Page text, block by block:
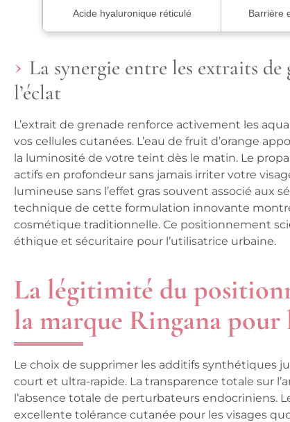
Acide hyaluronique réticulé Barrière
La synergie entre les extraits de
l’éclat
L’extrait de grenade renforce activement les
vos cellules cutanées. L’eau de fruit d’orange
la luminosité de votre teint dès le matin. Le
actifs en profondeur sans jamais irriter votre
lumineuse sans l’effet gras souvent associé aux
technique de cette formulation innovante
cosmétique traditionnelle. Ce positionnement
éthique et sécuritaire pour l’utilisatrice urbaine.
La légitimité du
la marque Ringana pour
Le choix de supprimer les additifs synthétiques
court et ultra-rapide. La transparence totale sur
l’absence totale de perturbateurs endocriniens.
excellente tolérance cutanée pour les visages